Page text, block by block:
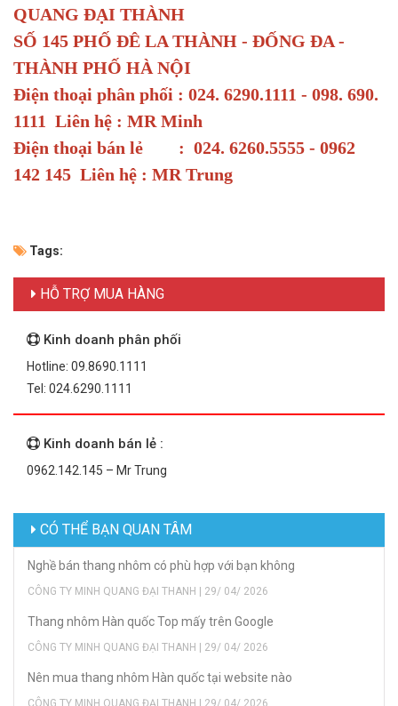
QUANG ĐẠI THÀNH
SỐ 145 PHỐ ĐÊ LA THÀNH - ĐỐNG ĐA -
THÀNH PHỐ HÀ NỘI
Điện thoại phân phối : 024. 6290.1111 - 098. 690.
1111 Liên hệ : MR Minh
Điện thoại bán lẻ : 024. 6260.5555 - 0962
142 145 Liên hệ : MR Trung
Tags:
HỖ TRỢ MUA HÀNG
Kinh doanh phân phối
Hotline: 09.8690.1111
Tel: 024.6290.1111
Kinh doanh bán lẻ :
0962.142.145 – Mr Trung
CÓ THỂ BẠN QUAN TÂM
Nghề bán thang nhôm có phù hợp với bạn không
CÔNG TY MINH QUANG ĐẠI THANH | 29/ 04/ 2026
Thang nhôm Hàn quốc Top mấy trên Google
CÔNG TY MINH QUANG ĐẠI THANH | 29/ 04/ 2026
Nên mua thang nhôm Hàn quốc tại website nào
CÔNG TY MINH QUANG ĐẠI THANH | 29/ 04/ 2026